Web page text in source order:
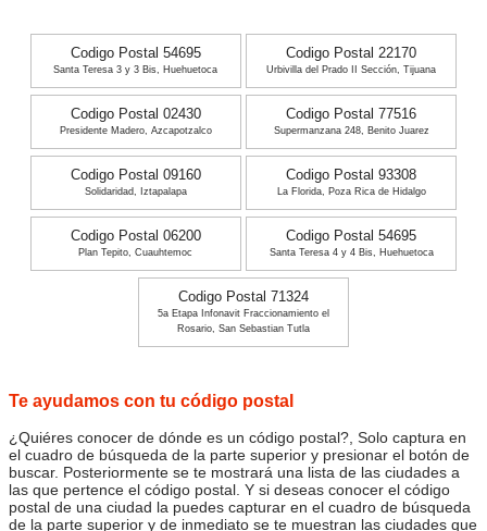
Codigo Postal 54695
Santa Teresa 3 y 3 Bis, Huehuetoca
Codigo Postal 22170
Urbivilla del Prado II Sección, Tijuana
Codigo Postal 02430
Presidente Madero, Azcapotzalco
Codigo Postal 77516
Supermanzana 248, Benito Juarez
Codigo Postal 09160
Solidaridad, Iztapalapa
Codigo Postal 93308
La Florida, Poza Rica de Hidalgo
Codigo Postal 06200
Plan Tepito, Cuauhtemoc
Codigo Postal 54695
Santa Teresa 4 y 4 Bis, Huehuetoca
Codigo Postal 71324
5a Etapa Infonavit Fraccionamiento el
Rosario, San Sebastian Tutla
Te ayudamos con tu código postal
¿Quiéres conocer de dónde es un código postal?, Solo captura en
el cuadro de búsqueda de la parte superior y presionar el botón de
buscar. Posteriormente se te mostrará una lista de las ciudades a
las que pertence el código postal. Y si deseas conocer el código
postal de una ciudad la puedes capturar en el cuadro de búsqueda
de la parte superior y de inmediato se te muestran las ciudades que